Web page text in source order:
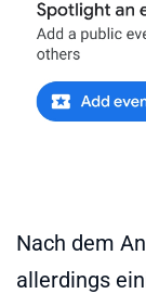
Nach dem
allerdings